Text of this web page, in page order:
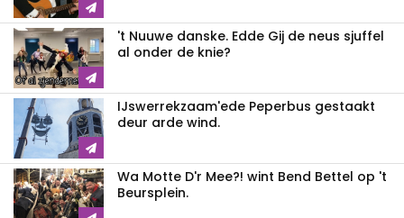
't Nuuwe danske. Edde Gij de neus sjuffel
al onder de knie?
IJswerrekzaam'ede Peperbus gestaakt
deur arde wind.
Wa Motte D'r Mee?! wint Bend Bettel op 't
Beursplein.